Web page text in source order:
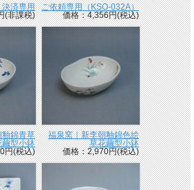
済専用
(非課税)
ご依頼専用（KSO-032A）
価格：4,356円(税込)
釉錦青草
繭型小鉢
円(税込)
福泉窯｜新李朝釉錦色絵
草花繭型小鉢
価格：2,970円(税込)